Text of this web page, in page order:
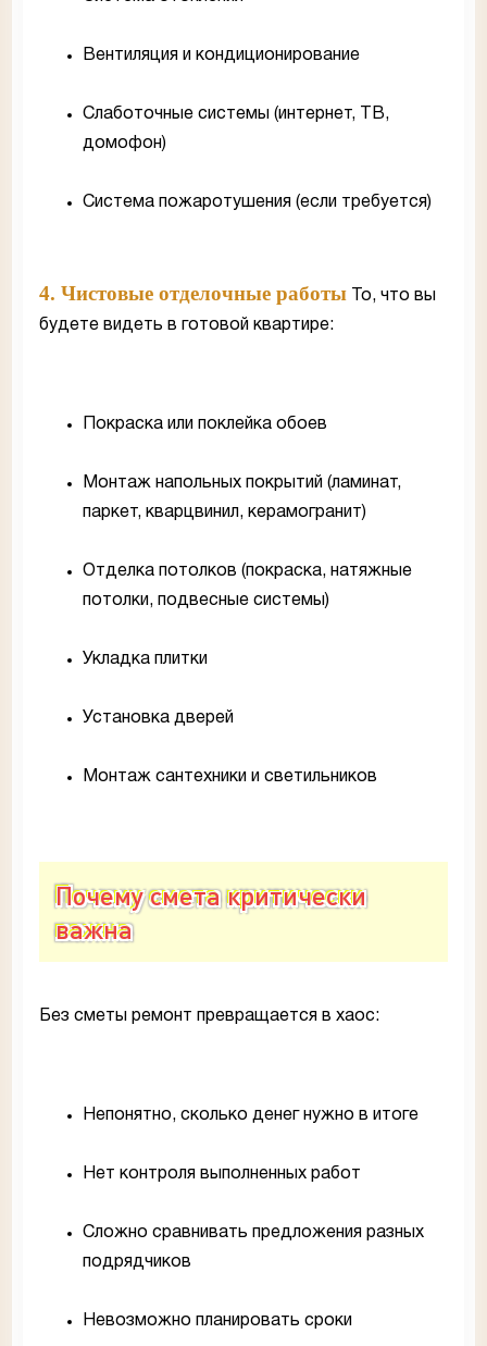
Вентиляция и кондиционирование
Слаботочные системы (интернет, ТВ,
домофон)
Система пожаротушения (если требуется)
4. Чистовые отделочные работы То, что вы
будете видеть в готовой квартире:
Покраска или поклейка обоев
Монтаж напольных покрытий (ламинат,
паркет, кварцвинил, керамогранит)
Отделка потолков (покраска, натяжные
потолки, подвесные системы)
Укладка плитки
Установка дверей
Монтаж сантехники и светильников
Почему смета критически
важна
Без сметы ремонт превращается в хаос:
Непонятно, сколько денег нужно в итоге
Нет контроля выполненных работ
Сложно сравнивать предложения разных
подрядчиков
Невозможно планировать сроки